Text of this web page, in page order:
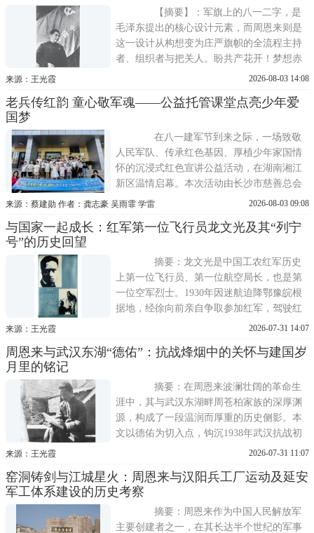
【摘要】：军旗上的八一二字，是
毛泽东提出的核心设计元素，而周恩来则是
这一设计从构想变为庄严旗帜的全流程主持
者、组织者与把关人。盼共产花开！梦想赤
色的旗儿飞扬！本文以1948年至1949年中国
与颁行为线索，系统梳理周恩来在提议启
个阶段中的具体工作，揭示其在八一
来源：王光霞 2026-08-03 14:08
老兵传红韵 童心敬军魂——公益托管课堂点亮少年爱
国梦
在八一建军节到来之际，一场致敬
人民军队、传承红色基因、厚植少年家国情
怀的沉浸式红色宣讲公益活动，在湖南湘江
新区温情启幕。本次活动由长沙市慈善总会
2026年创益合伙人计划支持、共青团·伙伴计
心承办。活动走进梅溪湖街道阳明山庄社区
为70余名快递外卖从业人员子女
来源：蔡建勋 作者：龚志豪 吴雨霏 学雷 2026-08-03 09:08
与国家一起成长：红军第一位飞行员龙文光及其“列宁
号”的历史回望
摘要：龙文光是中国工农红军历史
上第一位飞行员、第一位航空局长，也是第
一位空军烈士。1930年因迷航迫降鄂豫皖根
据地，经徐向前亲自争取参加红军，驾驶红
军第一架飞机列宁号参加黄安战役等作战，
人生转折与革命实践为脉络，结合徐向前、
年期，一个技术军人如何与新生红
来源：王光霞 2026-07-31 14:07
周恩来与武汉东湖“德佑”：抗战烽烟中的关怀与建国岁
月里的铭记
摘要：在周恩来波澜壮阔的革命生
涯中，其与武汉东湖畔周苍柏家族的深厚渊
源，构成了一段温润而厚重的历史侧影。本
文以德佑为切入点，钩沉1938年武汉抗战初
期周恩来出席周德佑追悼会并亲赠模范青年
期间周恩来对周德佑坟茔立碑的殷切询问，
以及其对周苍柏捐献海光农圃（东湖风景区
前身）的批准接收，从统战智慧、
来源：王光霞 2026-07-31 11:07
窑洞铸剑与江城星火：周恩来与汉阳兵工厂运动及延安
军工体系建设的历史考察
摘要：周恩来作为中国人民解放军
主要创建者之一，在其长达半个世纪的军事